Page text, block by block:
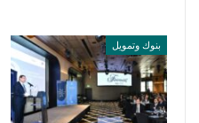
بنوك وتمويل